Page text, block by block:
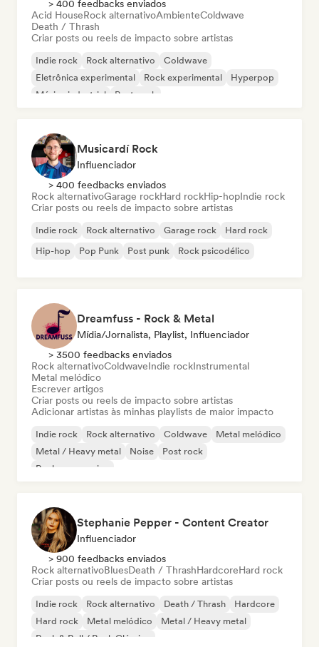
> 400 feedbacks enviados
Acid HouseRock alternativoAmbienteColdwave
Death / Thrash
Criar posts ou reels de impacto sobre artistas
Indie rock Rock alternativo
Coldwave
Eletrônica experimental
Rock experimental
Hyperpop
Música industrial
Post punk
Musicardí Rock
Influenciador
> 400 feedbacks enviados
Rock alternativoGarage rockHard rockHip-hopIndie rock
Criar posts ou reels de impacto sobre artistas
Indie rock Rock alternativo Garage rock
Hard rock
Hip-hop
Pop Punk Post punk Rock psicodélico
Dreamfuss - Rock & Metal
Mídia/Jornalista, Playlist, Influenciador
> 3500 feedbacks enviados
Rock alternativoColdwaveIndie rockInstrumental
Metal melódico
Escrever artigos
Criar posts ou reels de impacto sobre artistas
Adicionar artistas às minhas playlists de maior impacto
Indie rock Rock alternativo Coldwave
Metal melódico
Metal / Heavy metal
Noise
Post rock
Rock progressivo
Stephanie Pepper - Content Creator
Influenciador
> 900 feedbacks enviados
Rock alternativoBluesDeath / ThrashHardcoreHard rock
Criar posts ou reels de impacto sobre artistas
Indie rock Rock alternativo Death / Thrash
Hardcore
Hard rock
Metal melódico
Metal / Heavy metal
Rock & Roll / Rock Clássico